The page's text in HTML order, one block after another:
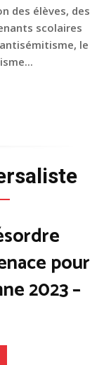
des élèves, des
scolaires
le
pour
2023 –